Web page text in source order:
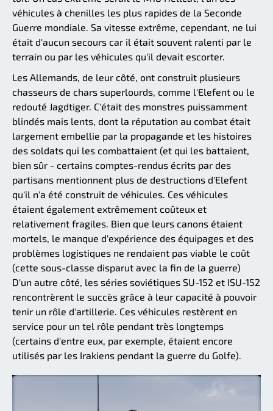
véhicules à chenilles les plus rapides de la Seconde
Guerre mondiale. Sa vitesse extrême, cependant, ne lui
était d'aucun secours car il était souvent ralenti par le
terrain ou par les véhicules qu'il devait escorter.
Les Allemands, de leur côté, ont construit plusieurs
chasseurs de chars superlourds, comme l'Elefent ou le
redouté Jagdtiger. C'était des monstres puissamment
blindés mais lents, dont la réputation au combat était
largement embellie par la propagande et les histoires
des soldats qui les combattaient (et qui les battaient,
bien sûr - certains comptes-rendus écrits par des
partisans mentionnent plus de destructions d'Elefent
qu'il n'a été construit de véhicules. Ces véhicules
étaient également extrêmement coûteux et
relativement fragiles. Bien que leurs canons étaient
mortels, le manque d'expérience des équipages et des
problèmes logistiques ne rendaient pas viable le coût
(cette sous-classe disparut avec la fin de la guerre)
D'un autre côté, les séries soviétiques SU-152 et ISU-152
rencontrèrent le succès grâce à leur capacité à pouvoir
tenir un rôle d'artillerie. Ces véhicules restèrent en
service pour un tel rôle pendant très longtemps
(certains d'entre eux, par exemple, étaient encore
utilisés par les Irakiens pendant la guerre du Golfe).